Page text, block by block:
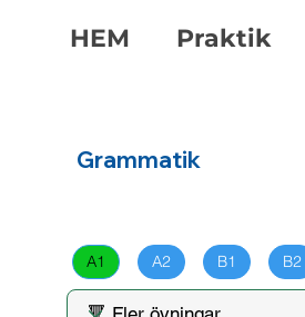
HEM Praktik
Grammatik
A1 A2 B1 B2